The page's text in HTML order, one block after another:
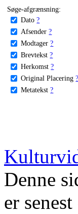
Søge-afgrænsning:
Dato ?
Afsender ?
Modtager ?
Brevtekst ?
Herkomst ?
Original Placering ?
Metatekst ?
Denne
er